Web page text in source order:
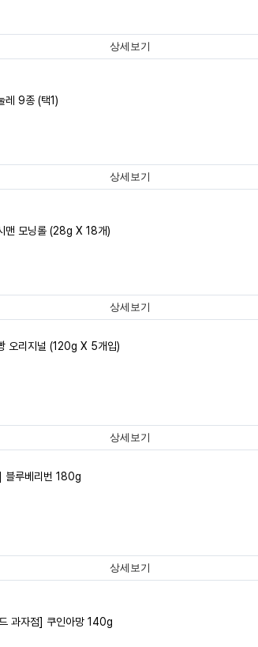
상세보기
레 9종 (택1)
상세보기
맨 모닝롤 (28g X 18개)
상세보기
오리지널 (120g X 5개입)
상세보기
블루베리번 180g
상세보기
과자점] 쿠인아망 140g